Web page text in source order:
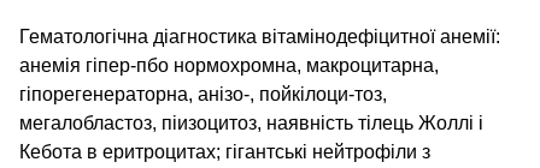
Гематологічна діагностика вітамінодефіцитної анемії:
анемія гіпер-пбо нормохромна, макроцитарна,
гіпорегенераторна, анізо-, пойкілоци-тоз,
мегалобластоз, піизоцитоз, наявність тілець Жоллі і
Кебота в еритроцитах; гігантські нейтрофіли з